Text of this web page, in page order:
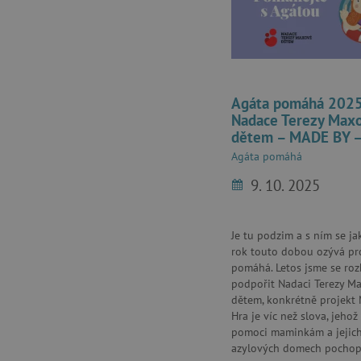
Agáta pomáhá
Nadace Terezy
dětem – MADE BY
víc než slova
Agáta pomáhá
9. 10. 2025
Je tu podzim a s ním se
rok touto dobou ozývá
pomáhá. Letos jsme se
podpořit Nadaci Terezy
dětem, konkrétně projekt
Hra je víc než slova,
pomoci maminkám a
azylových domech
__cf_bm
cjConsent
CookieScriptConsent
__cf_bm
lastVisitedProduct
__cf_bm
Google